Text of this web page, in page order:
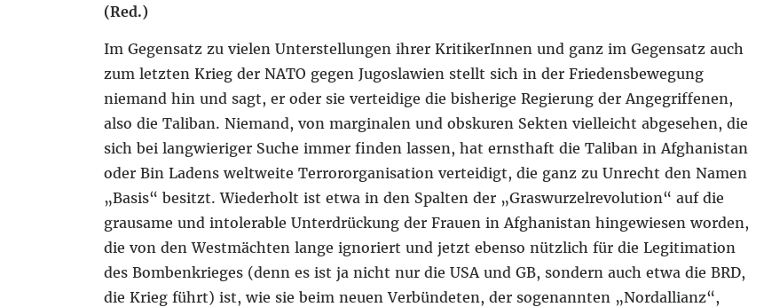
(Red.)
Im Gegensatz zu vielen Unterstellungen ihrer KritikerInnen und ganz im Gegensatz auch
zum letzten Krieg der NATO gegen Jugoslawien stellt sich in der Friedensbewegung
niemand hin und sagt, er oder sie verteidige die bisherige Regierung der Angegriffenen,
also die Taliban. Niemand, von marginalen und obskuren Sekten vielleicht abgesehen, die
sich bei langwieriger Suche immer finden lassen, hat ernsthaft die Taliban in Afghanistan
oder Bin Ladens weltweite Terrororganisation verteidigt, die ganz zu Unrecht den Namen
„Basis“ besitzt. Wiederholt ist etwa in den Spalten der „Graswurzelrevolution“ auf die
grausame und intolerable Unterdrückung der Frauen in Afghanistan hingewiesen worden,
die von den Westmächten lange ignoriert und jetzt ebenso nützlich für die Legitimation
des Bombenkrieges (denn es ist ja nicht nur die USA und GB, sondern auch etwa die BRD,
die Krieg führt) ist, wie sie beim neuen Verbündeten, der sogenannten „Nordallianz“,